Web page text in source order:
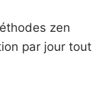
zen
par jour tout